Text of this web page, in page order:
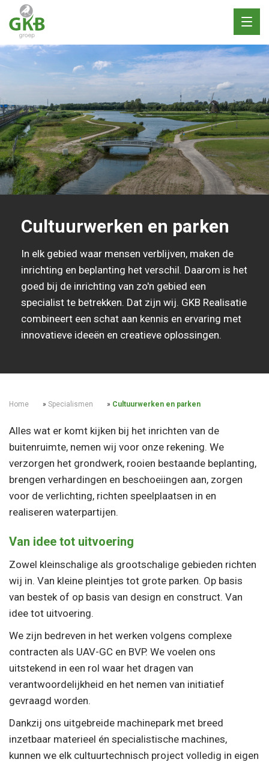
Cultuurwerken en parken
In elk gebied waar mensen verblijven, maken de
inrichting en beplanting het verschil. Daarom is het
goed bij de inrichting van zo'n gebied een
specialist te betrekken. Dat zijn wij. GKB Realisatie
combineert een schat aan kennis en ervaring met
innovatieve ideeën en creatieve oplossingen.
Home » Specialismen » Cultuurwerken en parken
Alles wat er komt kijken bij het inrichten van de
buitenruimte, nemen wij voor onze rekening. We
verzorgen het grondwerk, rooien bestaande beplanting,
brengen verhardingen en beschoeiingen aan, zorgen
voor de verlichting, richten speelplaatsen in en
realiseren waterpartijen.
Van idee tot uitvoering
Zowel kleinschalige als grootschalige gebieden richten
wij in. Van kleine pleintjes tot grote parken. Op basis
van bestek of op basis van design en construct. Van
idee tot uitvoering.
We zijn bedreven in het werken volgens complexe
contracten als UAV-GC en BVP. We voelen ons
uitstekend in een rol waar het dragen van
verantwoordelijkheid en het nemen van initiatief
gevraagd worden.
Dankzij ons uitgebreide machinepark met breed
inzetbaar materieel én specialistische machines,
kunnen we elk cultuurtechnisch project volledig in eigen